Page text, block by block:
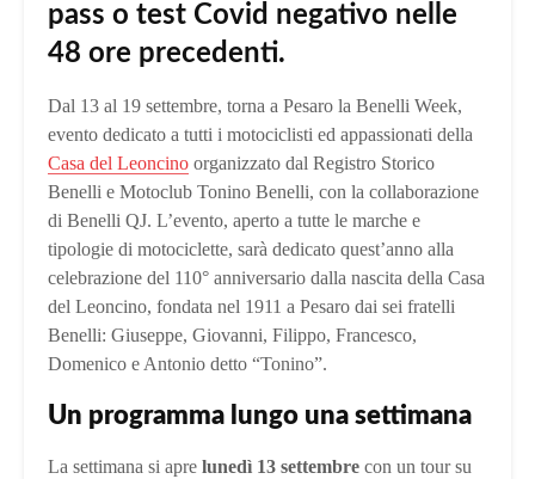
pass o test Covid negativo nelle
48 ore precedenti.
Dal 13 al 19 settembre, torna a Pesaro la Benelli Week,
evento dedicato a tutti i motociclisti ed appassionati della
Casa del Leoncino organizzato dal Registro Storico
Benelli e Motoclub Tonino Benelli, con la collaborazione
di Benelli QJ. L’evento, aperto a tutte le marche e
tipologie di motociclette, sarà dedicato quest’anno alla
celebrazione del 110° anniversario dalla nascita della Casa
del Leoncino, fondata nel 1911 a Pesaro dai sei fratelli
Benelli: Giuseppe, Giovanni, Filippo, Francesco,
Domenico e Antonio detto “Tonino”.
Un programma lungo una settimana
La settimana si apre lunedì 13 settembre con un tour su